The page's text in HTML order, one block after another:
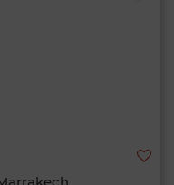
0 / 500